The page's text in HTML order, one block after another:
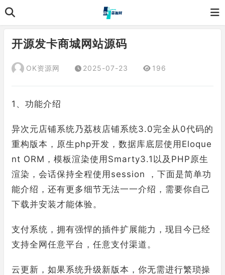
开源发卡商城网站源码
OK资源网 2025-07-23 196
1、功能介绍
异次元店铺系统乃荔枝店铺系统3.0完全从0代码的
重构版本，原生php开发，数据库底层使用Eloque
nt ORM，模板渲染使用Smarty3.1以及PHP原生
渲染，会话保持全程使用session ，下面是简单功
能介绍，还有更多细节无法一一介绍，需要你自己
下载并安装才能体验。
支付系统，拥有强悍的插件扩展能力，现目今已经
支持全网任意平台，任意支付渠道。
云更新，如果系统升级新版本，你无需进行繁琐操